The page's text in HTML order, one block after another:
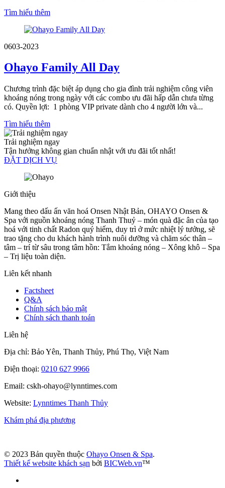
Tìm hiểu thêm
0603-2023
Ohayo Family All Day
Chương trình đặc biệt áp dụng cho gia đình trải nghiệm công viên
khoáng nóng trong ngày với các combo ưu đãi hấp dẫn chưa từng
có. Quyền lợi: 1 phòng VIP private dành cho 4 người lớn và...
Tìm hiểu thêm
Trải nghiệm ngay
Tận hưởng không gian chuẩn nhật với ưu đãi tốt nhất!
ĐẶT DỊCH VỤ
Giới thiệu
Mang theo dấu ấn văn hoá Onsen Nhật Bản, OHAYO Onsen &
Spa với nguồn khoáng nóng Thanh Thuỷ – món quà đặc ân của tạo
hoá với tinh chất Radon quý hiếm, duy trì ở mức nhiệt lý tưởng, sẽ
trao tặng cho du khách hành trình nuôi dưỡng và chăm sóc thân –
tâm – trí từ sâu trong tâm hồn: Tắm khoáng nóng – Xông khô – Spa
– Trị liệu toàn diện.
Liên kết nhanh
Factsheet
Q&A
Chính sách bảo mật
Chính sách thanh toán
Liên hệ
Địa chỉ: Bảo Yên, Thanh Thủy, Phú Thọ, Việt Nam
Điện thoại: 0210 627 9966
Email: cskh-ohayo@lynntimes.com
Website: Lynntimes Thanh Thủy
Khám phá địa phương
© 2023 Bản quyền thuộc Ohayo Onsen & Spa.
Thiết kế website khách sạn bởi BICWeb.vn™